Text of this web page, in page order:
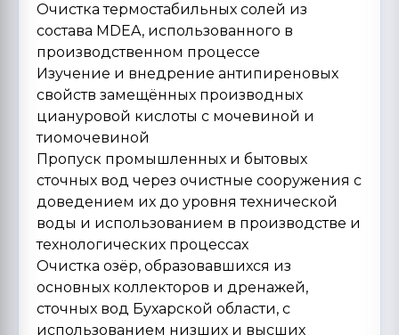
Очистка термостабильных солей из
состава МDEA, использованного в
производственном процессе
Изучение и внедрение антипиреновых
свойств замещённых производных
циануровой кислоты с мочевиной и
тиомочевиной
Пропуск промышленных и бытовых
сточных вод через очистные сооружения с
доведением их до уровня технической
воды и использованием в производстве и
технологических процессах
Очистка озёр, образовавшихся из
основных коллекторов и дренажей,
сточных вод Бухарской области, с
использованием низших и высших